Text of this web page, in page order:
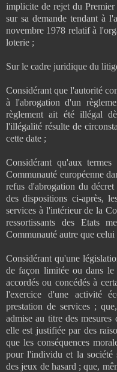
implicite de rejet du Premier
sur sa demande tendant à
novembre 1978 relatif à
loterie ;
Sur le cadre juridique du
Considérant que l'autorité
à l'abrogation d'un
règlement ait été illégal
l'illégalité résulte de
cette date ;
Considérant qu'aux
Communauté européenne
refus d'abrogation du
des dispositions ci-après,
services à l'intérieur de la
ressortissants des Etats
Communauté autre que
Considérant qu'une
de façon limitée ou dans
accordés ou concédés à
l'exercice d'une activité
prestation de services ;
admise au titre des
elle est justifiée par des
que les conséquences
pour l'individu et la société
des jeux de hasard ; que,